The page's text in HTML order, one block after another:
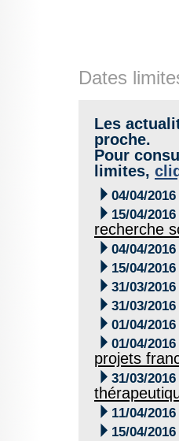
Dates
Les
proche.
Pour
limites,
 04/04/2016
 15/04/2016
recherche
 04/04/2016
 15/04/2016
 31/03/2016
 31/03/2016
 01/04/2016
 01/04/2016
projets
 31/03/2016
 11/04/2016
 15/04/2016